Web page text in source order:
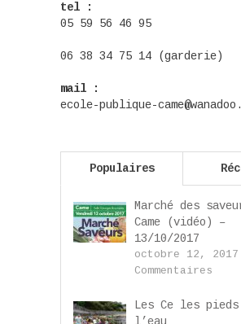
tel :
05 59 56 46 95
06 38 34 75 14 (garderie)
mail :
ecole-publique-
Populaires
Marché des
Came (vidéo) –
13/10/2017
octobre 12,
Commentaires
Les Ce les pieds